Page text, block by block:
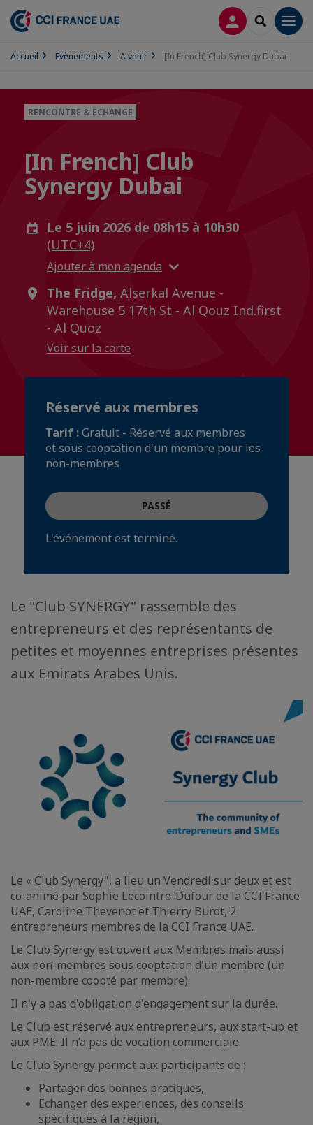
CONNEXION
Accueil Evènements A venir [In French] Club Synergy Dubai
RENCONTRE & ECHANGE
[In French] Club
Synergy Dubai
Le 5 juin 2026 de 08h15 à 10h30
(UTC+4)
Ajouter à mon agenda
The Fridge, Alserkal Avenue -
Warehouse 5 17th St - Al Qouz Ind.first
- Al Quoz
Voir sur la carte
Réservé aux membres
Tarif :Gratuit - Réservé aux membres
et sous cooptation d'un membre pour les
non-membres
PASSÉ
L'événement est terminé.
Le "Club SYNERGY" rassemble des
entrepreneurs et des représentants de
petites et moyennes entreprises présentes
aux Emirats Arabes Unis.
Le « Club Synergy", a lieu un Vendredi sur deux et est
co-animé par Sophie Lecointre-Dufour de la CCI France
UAE, Caroline Thevenot et Thierry Burot, 2
entrepreneurs membres de la CCI France UAE.
Le Club Synergy est ouvert aux Membres mais aussi
aux non-membres sous cooptation d'un membre (un
non-membre coopté par membre).
Il n'y a pas d'obligation d'engagement sur la durée.
Le Club est réservé aux entrepreneurs, aux start-up et
aux PME. Il n’a pas de vocation commerciale.
Le Club Synergy permet aux participants de :
Partager des bonnes pratiques,
Echanger des experiences, des conseils
spécifiques à la region,